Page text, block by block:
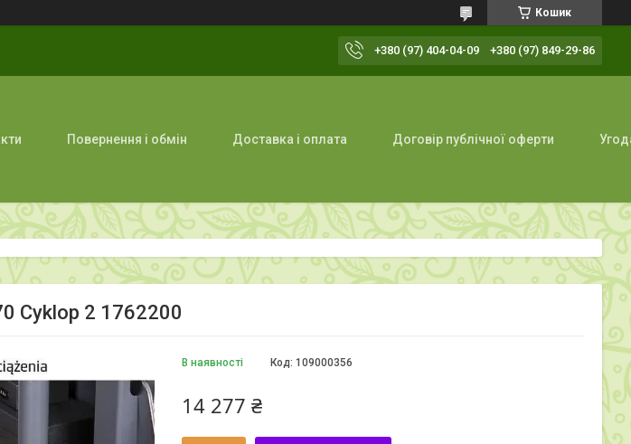
Кошик
+380 (97) 404-04-09 +380 (97) 849-29-86
Повернення і обмін Доставка і оплата Договір публічної оферти
Cyklop 2 1762200
В наявності Код: 109000356
14 277 ₴